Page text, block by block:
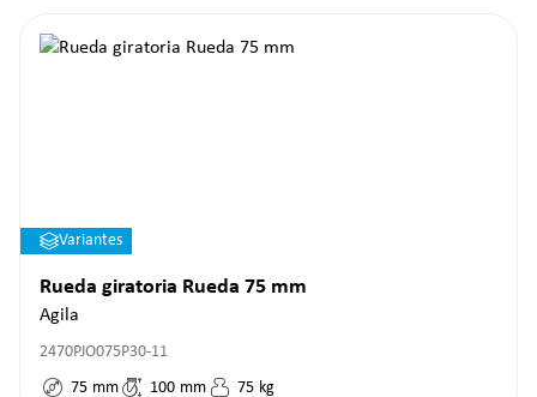
Variantes
Rueda giratoria Rueda 75 mm
Agila
2470PJO075P30-11
75 mm 100 mm 75 kg